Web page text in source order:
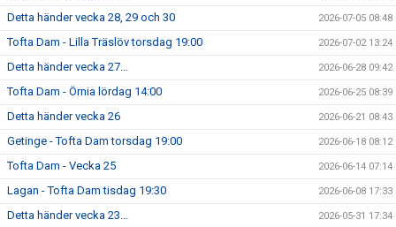
Detta händer vecka 28, 29 och 30 2026-07-05 08:48
Tofta Dam - Lilla Träslöv torsdag 19:00 2026-07-02 13:24
Detta händer vecka 27... 2026-06-28 09:42
Tofta Dam - Örnia lördag 14:00 2026-06-25 08:39
Detta händer vecka 26 2026-06-21 08:43
Getinge - Tofta Dam torsdag 19:00 2026-06-18 08:12
Tofta Dam - Vecka 25 2026-06-14 07:14
Lagan - Tofta Dam tisdag 19:30 2026-06-08 17:33
Detta händer vecka 23... 2026-05-31 17:34